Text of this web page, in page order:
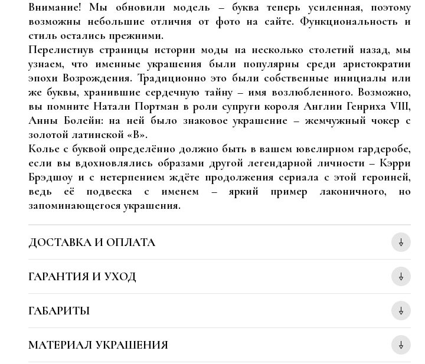
Внимание! Мы обновили модель – буква теперь усиленная, поэтому
возможны небольшие отличия от фото на сайте. Функциональность и
стиль остались прежними.
Перелистнув страницы истории моды на несколько столетий назад, мы
узнаем, что именные украшения были популярны среди аристократии
эпохи Возрождения. Традиционно это были собственные инициалы или
же буквы, хранившие сердечную тайну – имя возлюбленного. Возможно,
вы помните Натали Портман в роли супруги короля Англии Генриха VIII,
Анны Болейн: на ней было знаковое украшение – жемчужный чокер с
золотой латинской «В».
Колье с буквой определённо должно быть в вашем ювелирном гардеробе,
если вы вдохновлялись образами другой легендарной личности – Кэрри
Брэдшоу и с нетерпением ждёте продолжения сериала с этой героиней,
ведь её подвеска с именем – яркий пример лаконичного, но
запоминающегося украшения.
ДОСТАВКА И ОПЛАТА
ГАРАНТИЯ И УХОД
ГАБАРИТЫ
МАТЕРИАЛ УКРАШЕНИЯ